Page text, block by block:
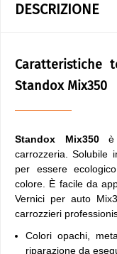
DESCRIZIONE
Caratteristiche
Standox Mix350
Standox Mix350è
carrozzeria. Solubile
per essere
colore. È facile da
Vernici per auto
carrozzieri
Colori opachi,
riparazione da